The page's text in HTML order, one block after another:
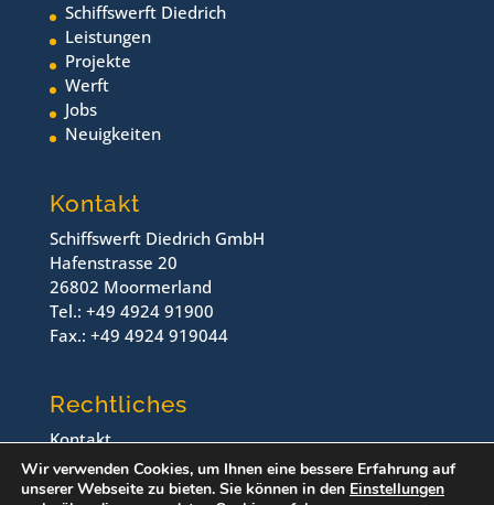
Schiffswerft Diedrich
Leistungen
Projekte
Werft
Jobs
Neuigkeiten
Kontakt
Schiffswerft Diedrich GmbH
Hafenstrasse 20
26802 Moormerland
Tel.: +49 4924 91900
Fax.: +49 4924 919044
Rechtliches
Kontakt
Impressum
Datenschutz
Wir verwenden Cookies, um Ihnen eine bessere Erfahrung auf
unserer Webseite zu bieten. Sie können in den Einstellungen